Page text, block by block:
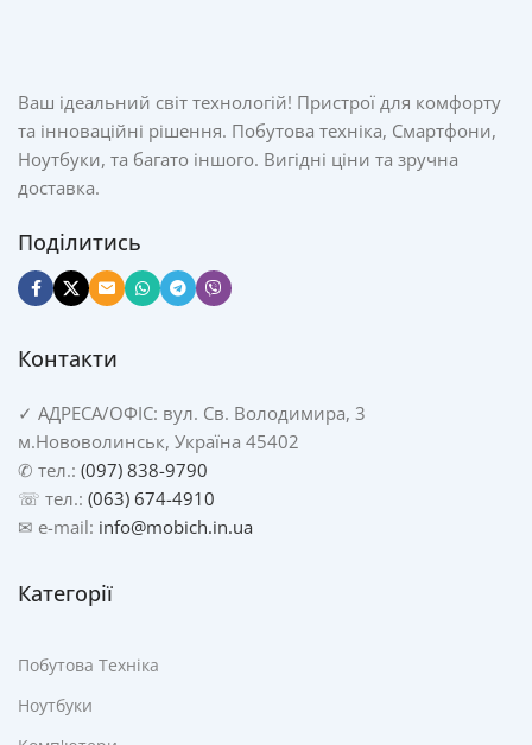
Ваш ідеальний світ технологій! Пристрої для комфорту
та інноваційні рішення. Побутова техніка, Смартфони,
Ноутбуки, та багато іншого. Вигідні ціни та зручна
доставка.
Поділитись
Контакти
✓ АДРЕСА/ОФІС: вул. Св. Володимира, 3
м.Нововолинськ, Україна 45402
✆ тел.: (097) 838-9790
☏ тел.: (063) 674-4910
✉ e-mail: info@mobich.in.ua
Категорії
Побутова Техніка
Ноутбуки